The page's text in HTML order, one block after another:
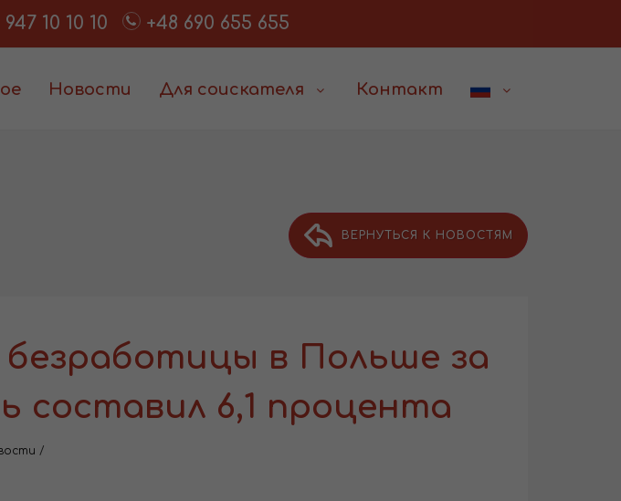
10 10 10 +48 690 655 655
Новости Для соискателя Контакт
ВЕРНУТЬСЯ К НОВОСТЯМ
безработицы в Польше за
составил 6,1 процента
/